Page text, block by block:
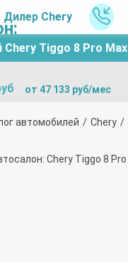
Дилер Chery
Chery Tiggo 8 Pro Max
от 47 133 руб/мес
автомобилей
Chery